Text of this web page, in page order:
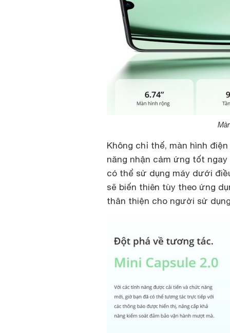
Không chỉ thế, màn hình
năng nhận cảm ứng tốt
có thể sử dụng máy dưới
sẽ biến thiên tùy theo ứng
thân thiện cho người sử